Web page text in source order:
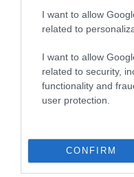
I want to allow
related to
I want to allow
related to security,
functionality and
user protection.
CONFIRM
Βάσει της
Σ.Αραβίας &